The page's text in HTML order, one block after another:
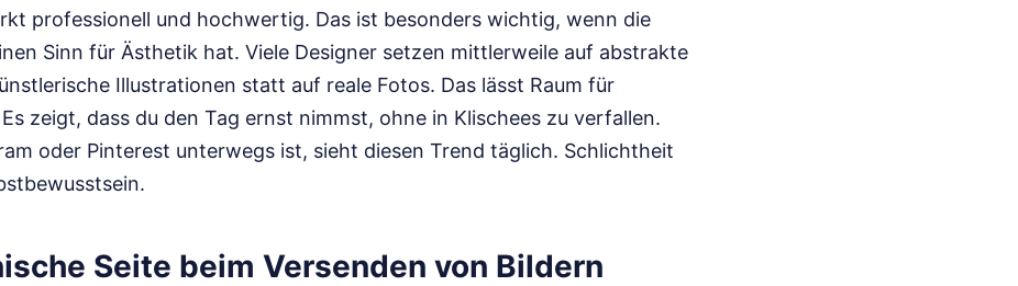
professionell und hochwertig. Das ist besonders wichtig, wenn die
Sinn für Ästhetik hat. Viele Designer setzen mittlerweile auf abstrakte
Illustrationen statt auf reale Fotos. Das lässt Raum für
zeigt, dass du den Tag ernst nimmst, ohne in Klischees zu verfallen.
oder Pinterest unterwegs ist, sieht diesen Trend täglich. Schlichtheit
Seite beim Versenden von Bildern